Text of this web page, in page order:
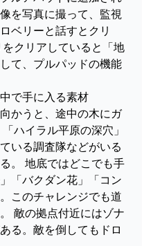
を写真に撮って、監視
ベリーと話すとクリ
クリアしていると「地
て、プルパッドの機能
で手に入る素材
かうと、途中の木にガ
ハイラル平原の深穴」
いる調査隊などがいる
。 地底ではどこでも手
「バクダン花」「コン
このチャレンジでも道
敵の拠点付近にはゾナ
る。敵を倒してもドロ